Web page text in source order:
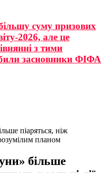
суму призових
2026, але це
з тими
засновники ФІФА
піаряться, ніж
планом
більше